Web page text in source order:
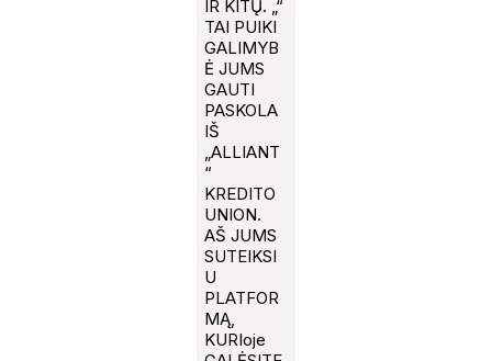
IR KITŲ. „“
TAI PUIKI
GALIMYB
Ė JUMS
GAUTI
PASKOLA
IŠ
„ALLIANT
“
KREDITO
UNION.
AŠ JUMS
SUTEIKSI
U
PLATFOR
MĄ,
KURIoje